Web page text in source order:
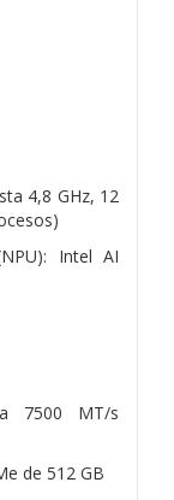
4,8 GHz, 12
Intel AI
7500 MT/s
de 512 GB